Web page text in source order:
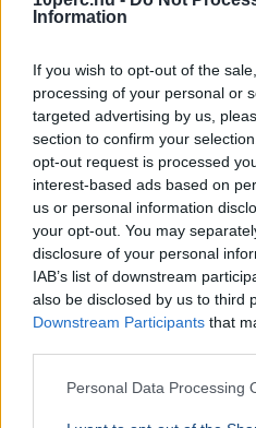
Information
If you wish to opt-out of the
processing of your personal or
targeted advertising by us,
section to confirm your
opt-out request is processed
interest-based ads based on
us or personal information
your opt-out. You may
disclosure of your personal
IAB’s list of downstream
also be disclosed by us to third
Downstream Participants that
Personal Data Processing
A hatóságok fegyverrel és
egy férfit Donald Trump
látogatása előtt. Bővebben...
KÜLFÖLD 2026. augusztus 4.
157 embert mentett ki
bárkából a La